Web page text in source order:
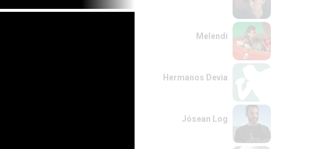
Melendi
Hermanos Devia
Jósean Log